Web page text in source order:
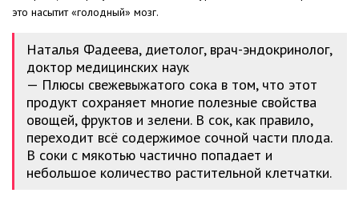
это насытит «голодный» мозг.
Наталья Фадеева, диетолог, врач-эндокринолог,
доктор медицинских наук
— Плюсы свежевыжатого сока в том, что этот
продукт сохраняет многие полезные свойства
овощей, фруктов и зелени. В сок, как правило,
переходит всё содержимое сочной части плода.
В соки с мякотью частично попадает и
небольшое количество растительной клетчатки.